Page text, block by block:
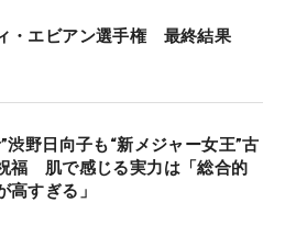
・エビアン選手権 最終結果
渋野日向子も“新メジャー女王”古
福 肌で感じる実力は「総合的
高すぎる」